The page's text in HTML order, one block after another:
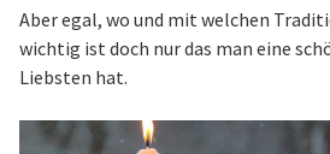
Aber egal, wo und mit welchen
wichtig ist doch nur das man eine
Liebsten hat.